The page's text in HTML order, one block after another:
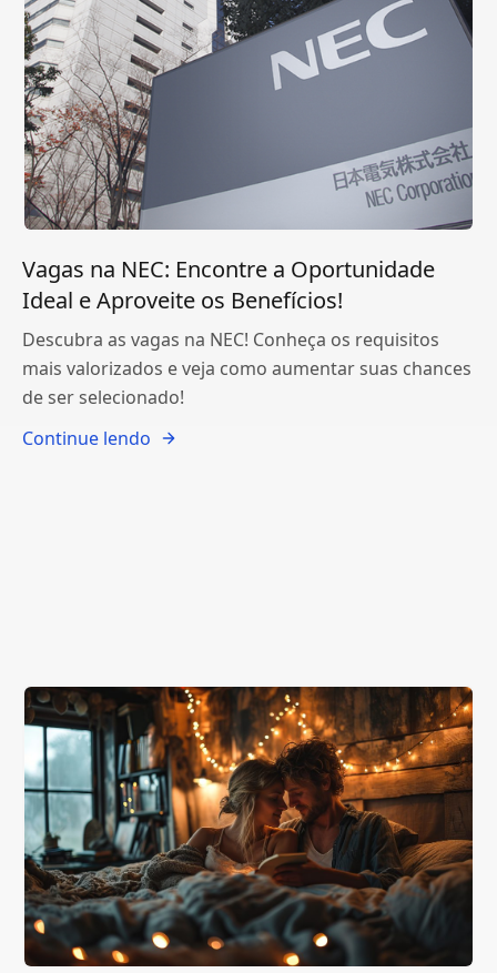
Vagas na NEC: Encontre a Oportunidade
Ideal e Aproveite os Benefícios!
Descubra as vagas na NEC! Conheça os requisitos
mais valorizados e veja como aumentar suas chances
de ser selecionado!
Continue lendo